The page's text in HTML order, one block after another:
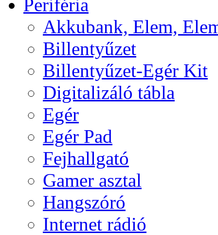
Periféria
Akkubank, Elem,
Billentyűzet
Billentyűzet-Egér Kit
Digitalizáló tábla
Egér
Egér Pad
Fejhallgató
Gamer asztal
Hangszóró
Internet rádió